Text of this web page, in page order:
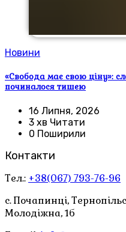
Новини
«Свобода має свою ціну»:
починалося тишею
16 Липня, 2026
3 хв Читати
0 Поширили
Контакти
Тел.: +38(067) 793-76-96
с. Почапинці,
Молодіжна, 1б